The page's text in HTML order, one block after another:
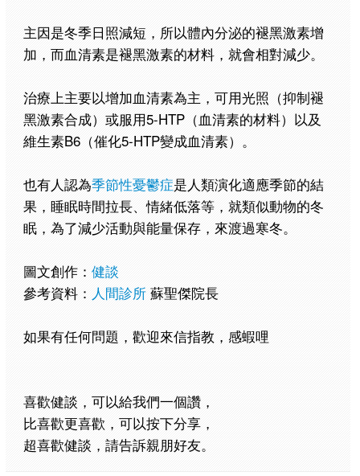
主因是冬季日照減短，所以體內分泌的褪黑激素增
加，而血清素是褪黑激素的材料，就會相對減少。
治療上主要以增加血清素為主，可用光照（抑制褪
黑激素合成）或服用5-HTP（血清素的材料）以及
維生素B6（催化5-HTP變成血清素）。
也有人認為季節性憂鬱症是人類演化適應季節的結
果，睡眠時間拉長、情緒低落等，就類似動物的冬
眠，為了減少活動與能量保存，來渡過寒冬。
圖文創作： 健談
參考資料： 人間診所蘇聖傑院長
如果有任何問題，歡迎來信指教，感蝦哩
喜歡健談，可以給我們一個讚，
比喜歡更喜歡，可以按下分享，
超喜歡健談，請告訴親朋好友。